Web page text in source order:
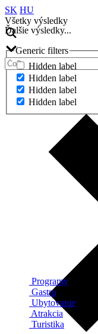
SK HU
Všetky výsledky
Ďalšie výsledky...
Generic filters
Hidden label
Hidden label
Hidden label
Hidden label
Programy
Gastro
Ubytovanie
Atrakcia
Turistika